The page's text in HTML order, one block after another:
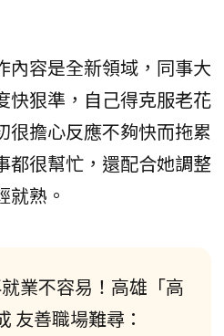
內容是全新領域，同事大
快狠準，自己得克服老花
很擔心反應不夠快而拖累
都很幫忙，還配合她調整
就熟。
業不容易！高雄「高
友善職場難尋：